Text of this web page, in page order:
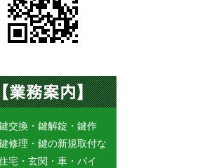
交換・鍵解錠・鍵作
修理・鍵の新規取付な
宅・玄関・車・バイ